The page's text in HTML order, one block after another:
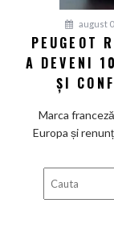
august
PEUGEOT
A DEVENI
ȘI
Marca
Europa și